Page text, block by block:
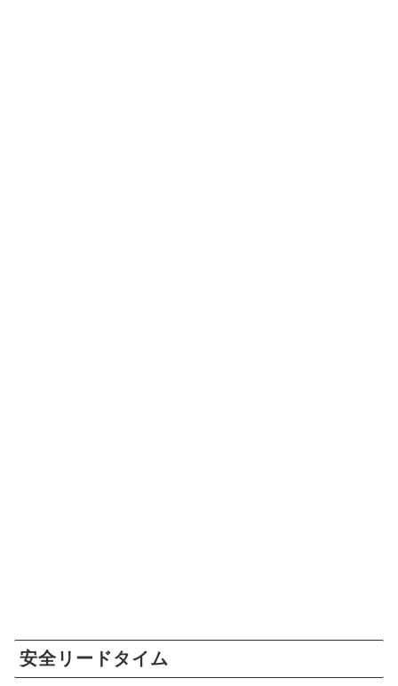
安全リードタイム